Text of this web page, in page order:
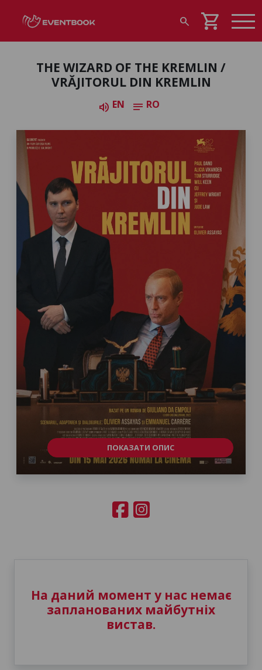
search shopping_cart
THE WIZARD OF THE KREMLIN /
VRĂJITORUL DIN KREMLIN
volume_up EN notes RO
ПОКАЗАТИ ОПИС
На даний момент у нас немає
запланованих майбутніх
вистав.